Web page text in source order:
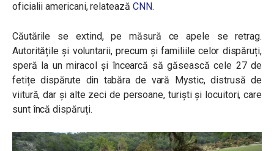
oficialii americani, relatează CNN.
Căutările se extind, pe măsură ce apele se retrag.
Autoritățile și voluntarii, precum și familiile celor dispăruți,
speră la un miracol și încearcă să găsească cele 27 de
fetițe dispărute din tabăra de vară Mystic, distrusă de
viitură, dar și alte zeci de persoane, turiști și locuitori, care
sunt încă dispăruți.